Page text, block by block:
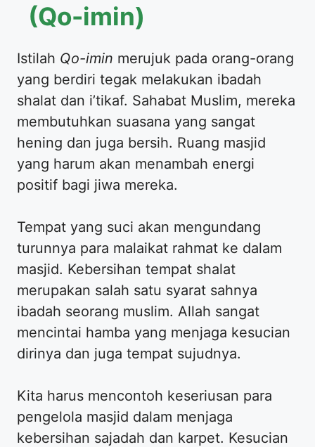
(Qo-imin)
Istilah Qo-imin merujuk pada orang-orang
yang berdiri tegak melakukan ibadah
shalat dan i’tikaf. Sahabat Muslim, mereka
membutuhkan suasana yang sangat
hening dan juga bersih. Ruang masjid
yang harum akan menambah energi
positif bagi jiwa mereka.
Tempat yang suci akan mengundang
turunnya para malaikat rahmat ke dalam
masjid. Kebersihan tempat shalat
merupakan salah satu syarat sahnya
ibadah seorang muslim. Allah sangat
mencintai hamba yang menjaga kesucian
dirinya dan juga tempat sujudnya.
Kita harus mencontoh keseriusan para
pengelola masjid dalam menjaga
kebersihan sajadah dan karpet. Kesucian